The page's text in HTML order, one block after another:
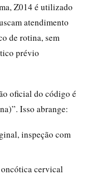
Z014 é utilizado
atendimento
de rotina, sem
prévio
oficial do código é
Isso abrange:
inspeção com
cervical